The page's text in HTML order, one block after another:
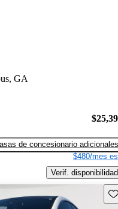
GA
de concesionario adicionales
$480/mes
Verif. disponibilidad